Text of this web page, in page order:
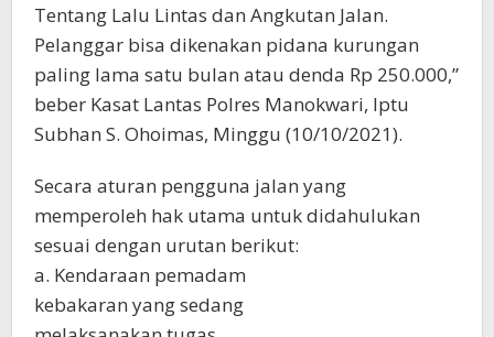
Tentang Lalu Lintas dan Angkutan Jalan.
Pelanggar bisa dikenakan pidana kurungan
paling lama satu bulan atau denda Rp 250.000,”
beber Kasat Lantas Polres Manokwari, Iptu
Subhan S. Ohoimas, Minggu (10/10/2021).
Secara aturan pengguna jalan yang
memperoleh hak utama untuk didahulukan
sesuai dengan urutan berikut:
a. Kendaraan pemadam
kebakaran yang sedang